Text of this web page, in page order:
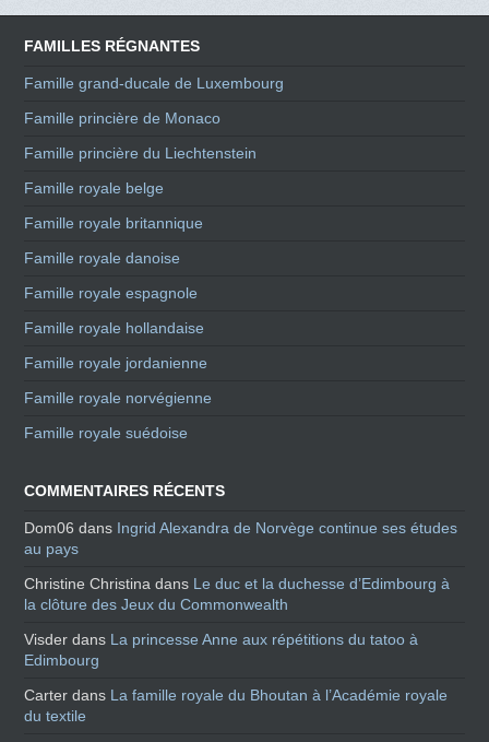
FAMILLES RÉGNANTES
Famille grand-ducale de Luxembourg
Famille princière de Monaco
Famille princière du Liechtenstein
Famille royale belge
Famille royale britannique
Famille royale danoise
Famille royale espagnole
Famille royale hollandaise
Famille royale jordanienne
Famille royale norvégienne
Famille royale suédoise
COMMENTAIRES RÉCENTS
Dom06 dans Ingrid Alexandra de Norvège continue ses études
au pays
Christine Christina dans Le duc et la duchesse d’Edimbourg à
la clôture des Jeux du Commonwealth
Visder dans La princesse Anne aux répétitions du tatoo à
Edimbourg
Carter dans La famille royale du Bhoutan à l’Académie royale
du textile